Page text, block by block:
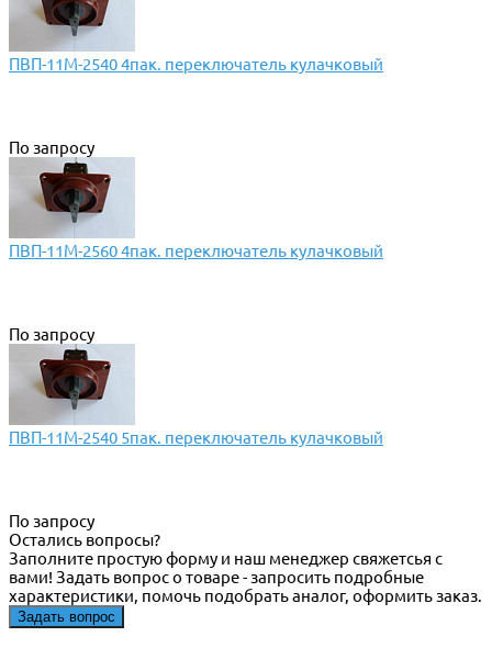
ПВП-11М-2540 4пак. переключатель кулачковый
По запросу
ПВП-11М-2560 4пак. переключатель кулачковый
По запросу
ПВП-11М-2540 5пак. переключатель кулачковый
По запросу
Остались вопросы?
Заполните простую форму и наш менеджер свяжетсья с
вами! Задать вопрос о товаре - запросить подробные
характеристики, помочь подобрать аналог, оформить заказ.
Задать вопрос